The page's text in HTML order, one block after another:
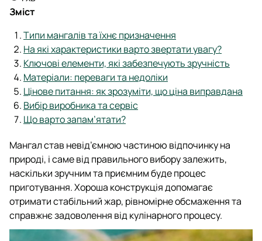
Зміст
Типи мангалів та їхнє призначення
На які характеристики варто звертати увагу?
Ключові елементи, які забезпечують зручність
Матеріали: переваги та недоліки
Цінове питання: як зрозуміти, що ціна виправдана
Вибір виробника та сервіс
Що варто запам’ятати?
Мангал став невід’ємною частиною відпочинку на
природі, і саме від правильного вибору залежить,
наскільки зручним та приємним буде процес
приготування. Хороша конструкція допомагає
отримати стабільний жар, рівномірне обсмаження та
справжнє задоволення від кулінарного процесу.